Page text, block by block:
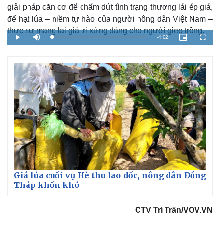
giải pháp căn cơ để chấm dứt tình trạng thương lái ép giá,
để hạt lúa – niềm tự hào của người nông dân Việt Nam –
thực sự mang lại giá trị xứng đáng cho người gieo trồng.
P
l
M
u
L
d
:
2
.
3
0
%
R
m
a
i
n
i
n
g
T
e
-4:02
P
i
r
e
-
i
n
-
P
i
c
t
u
r
e
F
u
c
r
e
e
n
Giá lúa cuối vụ Hè thu lao dốc, nông dân Đồng
Tháp khốn khó
CTV Trí Trần/VOV.VN